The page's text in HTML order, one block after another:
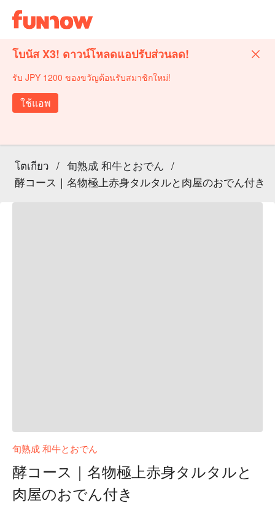
โบนัส X3! ดาวน์โหลดแอปรับส่วนลด!
รับ JPY 1200 ของขวัญต้อนรับสมาชิกใหม่!
ใช้แอพ
โตเกียว / 旬熟成 和牛とおでん /
酵コース｜名物極上赤身タルタルと肉屋のおでん付き
旬熟成 和牛とおでん
酵コース｜名物極上赤身タルタルと
肉屋のおでん付き